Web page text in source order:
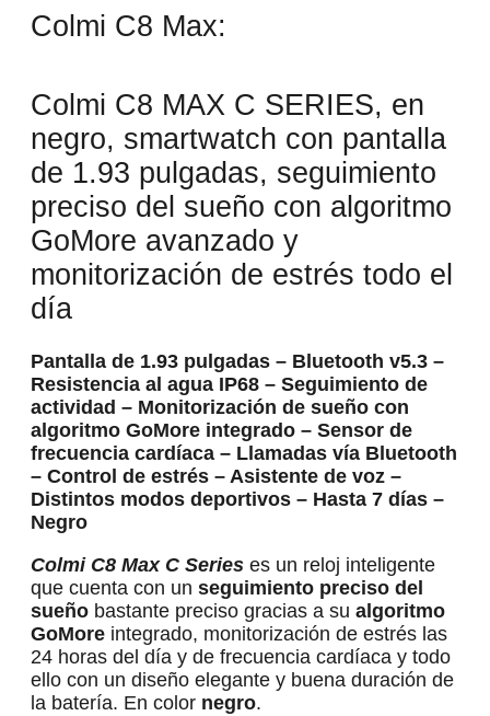
Colmi C8 Max:
Colmi C8 MAX C SERIES, en
negro, smartwatch con pantalla
de 1.93 pulgadas, seguimiento
preciso del sueño con algoritmo
GoMore avanzado y
monitorización de estrés todo el
día
Pantalla de 1.93 pulgadas – Bluetooth v5.3 –
Resistencia al agua IP68 – Seguimiento de
actividad – Monitorización de sueño con
algoritmo GoMore integrado – Sensor de
frecuencia cardíaca – Llamadas vía Bluetooth
– Control de estrés – Asistente de voz –
Distintos modos deportivos – Hasta 7 días –
Negro
Colmi C8 Max C Series es un reloj inteligente
que cuenta con un seguimiento preciso del
sueño bastante preciso gracias a su algoritmo
GoMore integrado, monitorización de estrés las
24 horas del día y de frecuencia cardíaca y todo
ello con un diseño elegante y buena duración de
la batería. En color negro.